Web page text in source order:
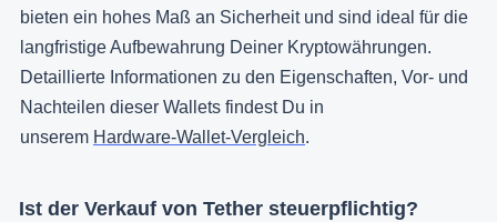
bieten ein hohes Maß an Sicherheit und sind ideal für die
langfristige Aufbewahrung Deiner Kryptowährungen.
Detaillierte Informationen zu den Eigenschaften, Vor- und
Nachteilen dieser Wallets findest Du in
unserem Hardware-Wallet-Vergleich.
Ist der Verkauf von Tether steuerpflichtig?